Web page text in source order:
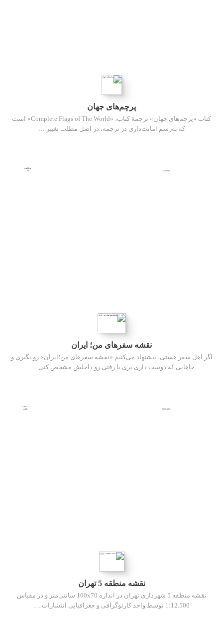
پرچم‌های جهان
کتاب «پرچم‌های جهان» ترجمهٔ کتاب، «Complete Flags of The World» است
که به‌رسم امانت‌داری در ترجمه، در اصل مطلب تغییر …
1,600,000
مشاهده
کتاب
نقشه سفرهای من؛ ایران
اگر اهل سفر هستی، پیشنهاد می‌کنیم «نقشه سفرهای من؛ایران» رو بگیری و
جاهایی که دوست داری بری یا رفتی رو داخلش مشخص کنی. …
2,850,000
مشاهده
کتاب
نقشه منطقه 5 تهران
نقشه منطقه 5 شهرداری تهران در اندازه 100x70 سانتی‌متر و در مقیاس
1:12.500 توسط واحد کارتوگرافی و جغرافیایی انتشارات …